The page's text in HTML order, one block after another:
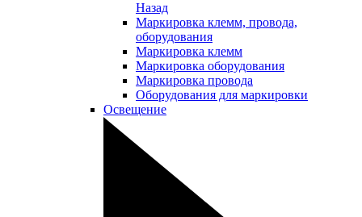
Назад
Маркировка клемм, провода,
оборудования
Маркировка клемм
Маркировка оборудования
Маркировка провода
Оборудования для маркировки
Освещение